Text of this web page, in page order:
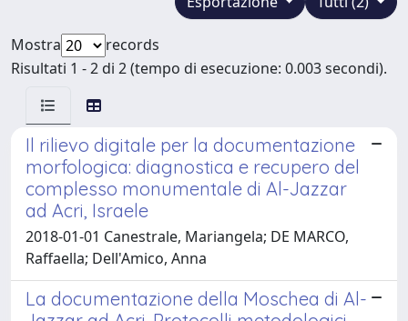
Mostra
records
Risultati 1 - 2 di 2 (tempo di esecuzione: 0.003 secondi).
Il rilievo digitale per la documentazione
morfologica: diagnostica e recupero del
complesso monumentale di Al-Jazzar
ad Acri, Israele
2018-01-01 Canestrale, Mariangela; DE MARCO,
Raffaella; Dell'Amico, Anna
La documentazione della Moschea di Al-